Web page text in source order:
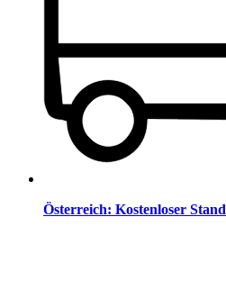
Österreich: Kostenloser